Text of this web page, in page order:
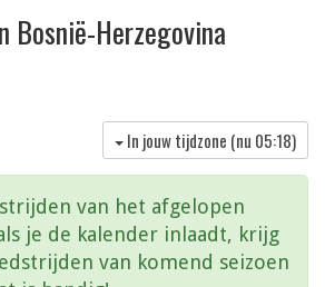
Bosnië-Herzegovina
In jouw tijdzone (nu 05:18)
van het afgelopen
je de kalender inlaadt, krijg
van komend seizoen